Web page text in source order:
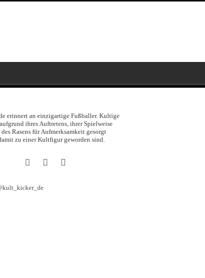
erinnert an einzigartige Fußballer. Kultige
ihres Auftretens, ihrer Spielweise
des Rasens für Aufmerksamkeit gesorgt
zu einer Kultfigur geworden sind.